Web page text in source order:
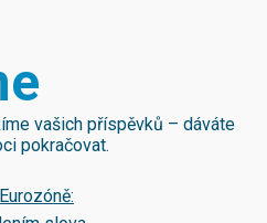
vašich příspěvků – dáváte
pokračovat.